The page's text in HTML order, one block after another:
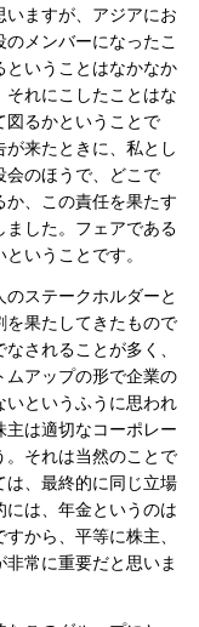
ますが、アジアにお
メンバーになったこ
ということはなかなか
れにこしたことはな
図るかということで
来たときに、私とし
会のほうで、どこで
、この責任を果たす
ました。フェアである
いうことです。
ステークホルダーと
を果たしてきたもので
されることが多く、
ムアップの形で企業の
いというふうに思われ
主は適切なコーポレー
。それは当然のことで
は、最終的に同じ立場
は、年金というのは
から、平等に株主、
常に重要だと思いま